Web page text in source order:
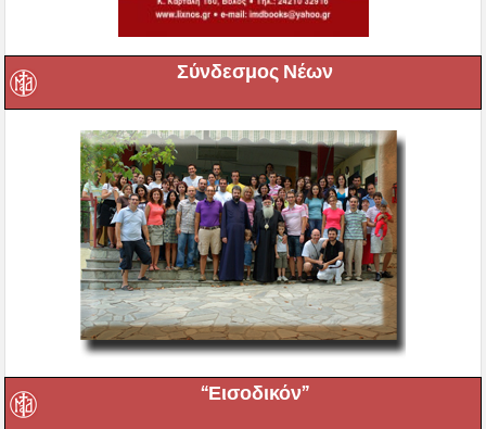
Σύνδεσμος Νέων
“Εισοδικόν”